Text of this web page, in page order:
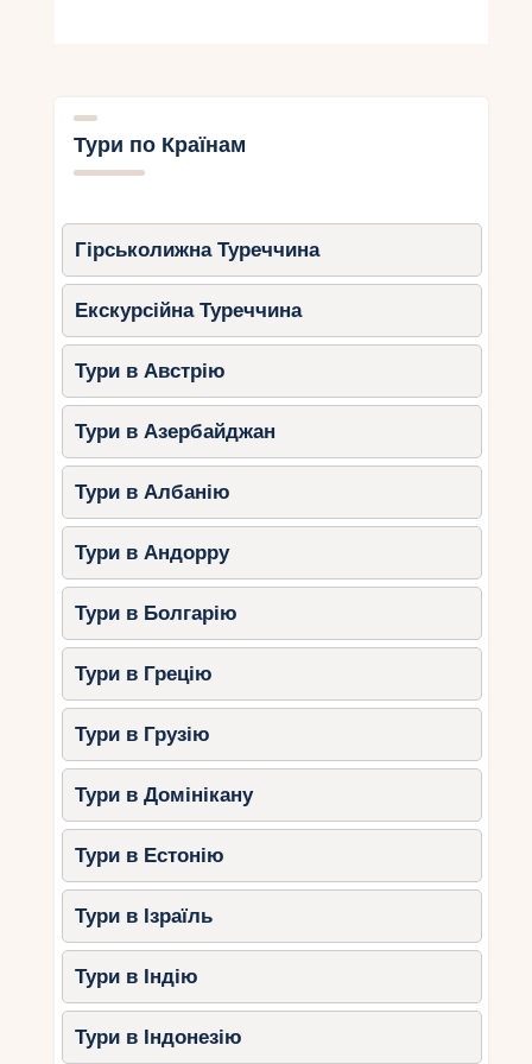
Дика природа, включаючи рідкісних
Панорамні види на бухту Ланха.
Чому восени?
Приємна погода для піших
маршрутів.
Можливість поєднати відвідування
парку з круїзом по бухті Халонг.
3.Національний парк Бать Ма
Цей парк, розташований між Хюе та Данангом,
відомий своїми водоспадами, густими лісами та
приголомшливими краєвидами.
Що можна подивитися?
Водоспад До Куен – один із
найкрасивіших у В’єтнамі.
Стежка П’яти озер – каскад
мальовничих водойм.
Огляд майданчик з видом на
Південно-Китайське море.
Чому восени?
Водоспади в цей час повноводні та
особливо гарні.
Лісові стежки стають прохіднішими
після дощового сезону.
4. Національний парк Йок Дон
Тури по Країнам
Гірськолижна Туреччина
Екскурсійна Туреччина
Тури в Австрію
Тури в Азербайджан
Тури в Албанію
Тури в Андорру
Тури в Болгарію
Тури в Грецію
Тури в Грузію
Тури в Домінікану
Тури в Естонію
Тури в Ізраїль
Тури в Індію
Тури в Індонезію